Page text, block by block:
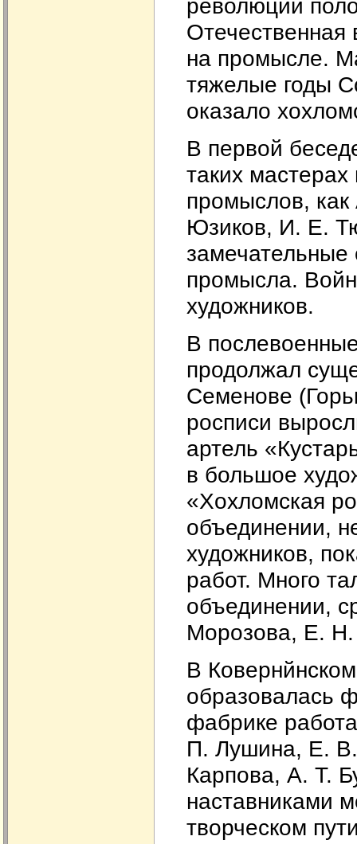
революции
Отечественная
на промысле.
тяжелые годы
оказало
В первой
таких
промыслов,
Юзиков, И. Е.
замечательные
промысла.
художников.
В
продолжал
Семенове
росписи
артель
в большое
«Хохломская
объединении,
художников,
работ. Много
объединении,
Морозова, Е.
В
образовалась
фабрике
П. Лушина, Е.
Карпова, А. Т.
наставниками
творческом